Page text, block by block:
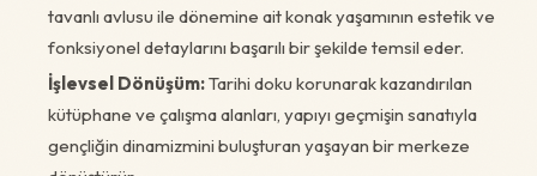
tavanlı avlusu ile dönemine ait konak yaşamının estetik ve
fonksiyonel detaylarını başarılı bir şekilde temsil eder.
İşlevsel Dönüşüm:Tarihi doku korunarak kazandırılan
kütüphane ve çalışma alanları, yapıyı geçmişin sanatıyla
gençliğin dinamizmini buluşturan yaşayan bir merkeze